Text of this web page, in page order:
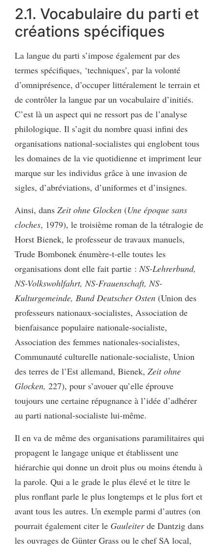
2.1. Vocabulaire du parti et
créations spécifiques
La langue du parti s’impose également par des
termes spécifiques, ‘techniques’, par la volonté
d’omniprésence, d’occuper littéralement le terrain et
de contrôler la langue par un vocabulaire d’initiés.
C’est là un aspect qui ne ressort pas de l’analyse
philologique. Il s’agit du nombre quasi infini des
organisations national-socialistes qui englobent tous
les domaines de la vie quotidienne et impriment leur
marque sur les individus grâce à une invasion de
sigles, d’abréviations, d’uniformes et d’insignes.
Ainsi, dans Zeit ohne Glocken (Une époque sans
cloches, 1979), le troisième roman de la tétralogie de
Horst Bienek, le professeur de travaux manuels,
Trude Bombonek énumère-t-elle toutes les
organisations dont elle fait partie : NS-Lehrerbund,
NS-Volkswohlfahrt, NS-Frauenschaft, NS-
Kulturgemeinde, Bund Deutscher Osten (Union des
professeurs nationaux-socialistes, Association de
bienfaisance populaire nationale-socialiste,
Association des femmes nationales-socialistes,
Communauté culturelle nationale-socialiste, Union
des terres de l’Est allemand, Bienek, Zeit ohne
Glocken, 227), pour s’avouer qu’elle éprouve
toujours une certaine répugnance à l’idée d’adhérer
au parti national-socialiste lui-même.
Il en va de même des organisations paramilitaires qui
propagent le langage unique et établissent une
hiérarchie qui donne un droit plus ou moins étendu à
la parole. Qui a le grade le plus élevé et le titre le
plus ronflant parle le plus longtemps et le plus fort et
avant tous les autres. Un exemple parmi d’autres (on
pourrait également citer le Gauleiterde Dantzig dans
les ouvrages de Günter Grass ou le chef SA local,